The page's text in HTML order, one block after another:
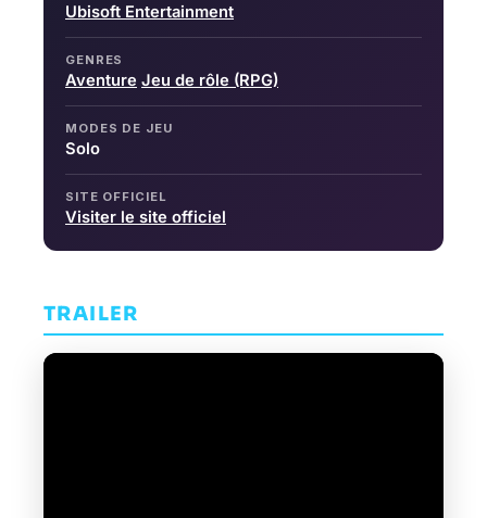
Ubisoft Entertainment
GENRES
Aventure Jeu de rôle (RPG)
MODES DE JEU
Solo
SITE OFFICIEL
Visiter le site officiel
TRAILER